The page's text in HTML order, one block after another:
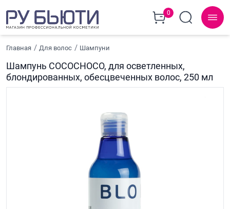
0
Главная Для волос Шампуни
Шампунь COCOCHOCO, для осветленных,
блондированных, обесцвеченных волос, 250 мл